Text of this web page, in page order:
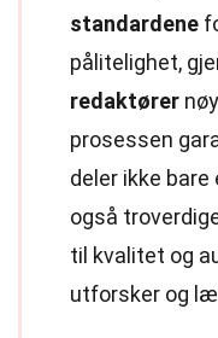
standardene
pålitelighet,
redaktører
prosessen
deler ikke
også
til kvalitet og
utforsker og